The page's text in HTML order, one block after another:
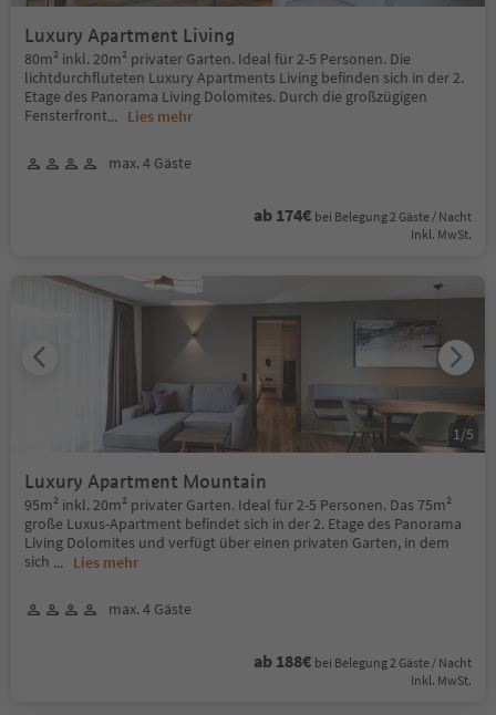
Luxury Apartment Living
80m² inkl. 20m² privater Garten. Ideal für 2-5 Personen. Die
lichtdurchfluteten Luxury Apartments Living befinden sich in der 2.
Etage des Panorama Living Dolomites. Durch die großzügigen
Fensterfront... Lies mehr
max. 4 Gäste
ab 174€ bei Belegung 2 Gäste / Nacht
Inkl. MwSt.
Luxury Apartment Mountain
95m² inkl. 20m² privater Garten. Ideal für 2-5 Personen. Das 75m²
große Luxus-Apartment befindet sich in der 2. Etage des Panorama
Living Dolomites und verfügt über einen privaten Garten, in dem
sich ... Lies mehr
max. 4 Gäste
ab 188€ bei Belegung 2 Gäste / Nacht
Inkl. MwSt.
1/5